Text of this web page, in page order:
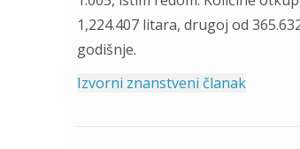
1,224.407 litara, drugoj od
godišnje.
Izvorni znanstveni članak